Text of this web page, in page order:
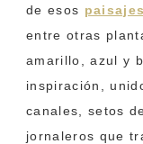
de esos
entre otras
amarillo, azul y
inspiración,
canales, setos
jornaleros que